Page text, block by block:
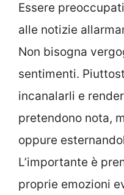
Essere
alle notizie
Non bisogna
sentimenti.
incanalarli e
pretendono nota,
oppure
L’importante è
proprie emozioni